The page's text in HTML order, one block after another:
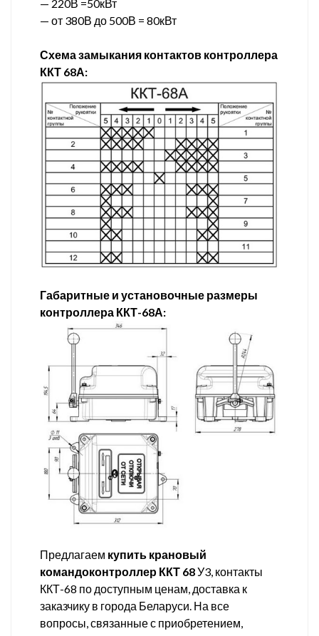
— 220В =50кВт
— от 380В до 500В = 80кВт
Схема замыкания контактов контроллера
ККТ 68А:
Габаритные и установочные размеры
контроллера ККТ-68А:
Предлагаем купить крановый
командоконтроллер ККТ 68У3, контакты
ККТ-68 по доступным ценам, доставка к
заказчику в города Беларуси. На все
вопросы, связанные с приобретением,